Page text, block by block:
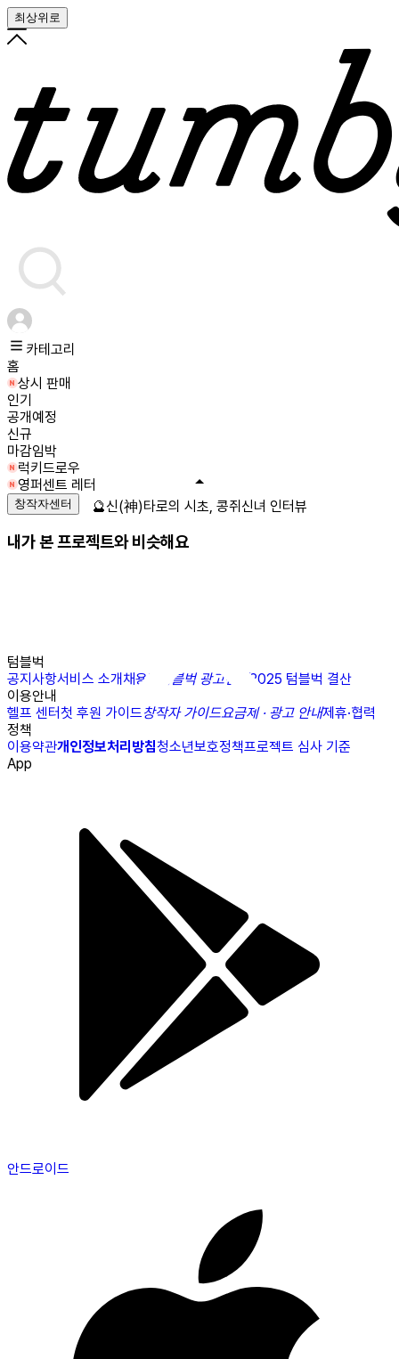
최상위로
카테고리
홈
상시 판매
인기
공개예정
신규
마감임박
럭키드로우
영퍼센트 레터
창작자센터
내가 본 프로젝트와 비슷해요
텀블벅
공지사항서비스 소개채용N 텀블벅 광고센터
2025 텀블벅 결산
이용안내
헬프 센터첫 후원 가이드창작자 가이드요금제 · 광고 안내제휴·협력
정책
이용약관개인정보처리방침청소년보호정책프로젝트 심사 기준
App
안드로이드
🔮신(神)타로의 시초, 콩쥐신녀 인터뷰